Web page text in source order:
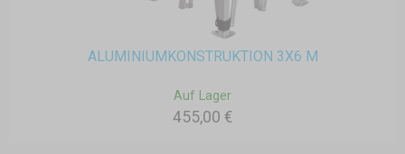
ALUMINIUMKONSTRUKTION 3X6 M
Auf Lager
455,00 €